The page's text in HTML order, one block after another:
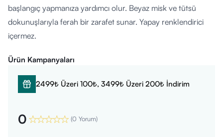
başlangıç yapmanıza yardımcı olur. Beyaz misk ve tütsü
dokunuşlarıyla ferah bir zarafet sunar. Yapay renklendirici
içermez.
Doğal bitki esanslarıyla tazelik hissi yaratır.
Bergamot ve limonun enerjik notalarıyla gün boyu ferah bir
etki sağlar.
Beyaz misk ve tütsü alt notaları ile derinlemesine bir ferahlık
Ürün Kampanyaları
2499₺ Üzeri 100₺, 3499₺ Üzeri 200₺ İndirim
0 (0 Yorum)